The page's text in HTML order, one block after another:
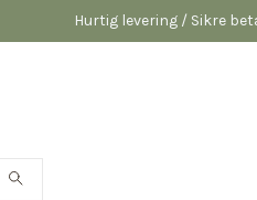
Hurtig levering / Sikre